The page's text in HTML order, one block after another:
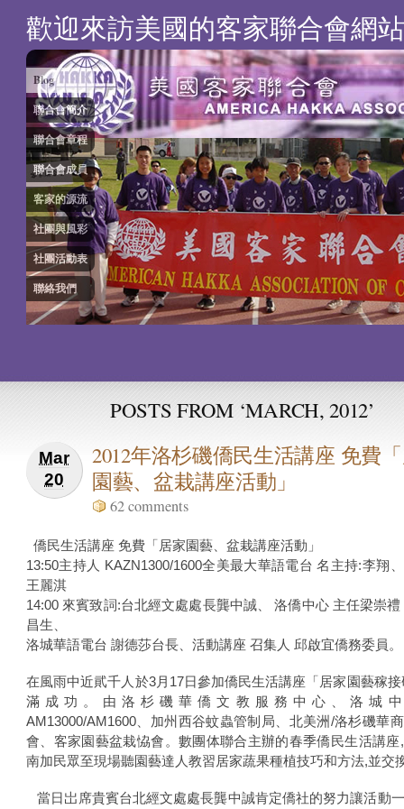
歡迎來訪美國的客家聯合會網站
Blog
聯合會簡介
聯合會章程
聯合會成員
客家的源流
社團與風彩
社團活動表
聯絡我們
POSTS FROM ‘MARCH, 2012’
Mar
20
2012年洛杉磯僑民生活講座 免費
園藝、盆栽講座活動」
62 comments
僑民生活講座 免費「居家園藝、盆栽講座活動」
13:50主持人 KAZN1300/1600全美最大華語電台 名主持:李翔
王麗淇
14:00 來賓致詞:台北經文處處長龔中誠、 洛僑中心 主任梁崇
昌生、
洛城華語電台 謝德莎台長、活動講座 召集人 邱啟宜僑務委員。
在風雨中近貮千人於3月17日參加僑民生活講座「居家園藝稼
滿成功。由洛杉磯華僑文教服務中心、洛城
AM13000/AM1600、加州西谷蚊蟲管制局、北美洲/洛杉磯華
會、客家園藝盆栽恊會。數團体聯合主辦的春季僑民生活講座
南加民眾至現場聽園藝達人教習居家蔬果種植技巧和方法,並交
當日岀席貴賓台北經文處處長龔中誠肯定僑社的努力讓活動